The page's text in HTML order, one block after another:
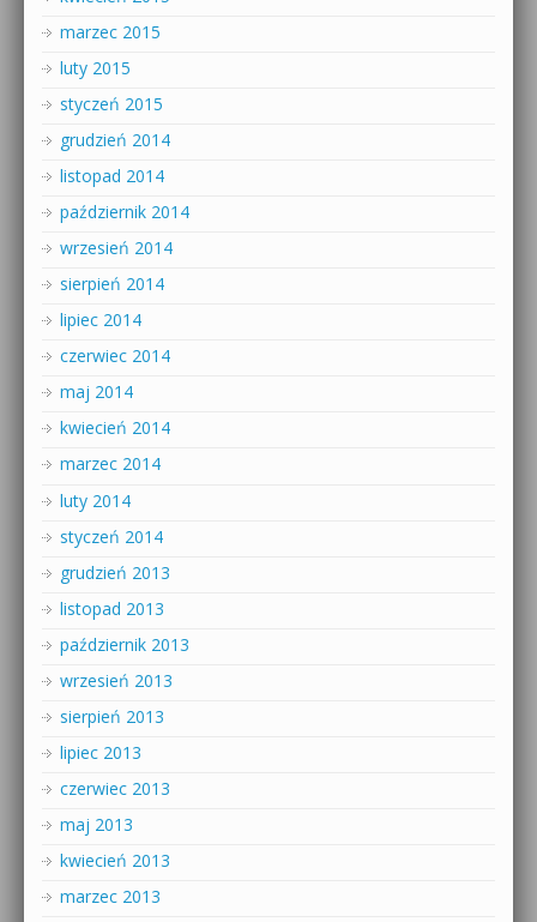
marzec 2015
luty 2015
styczeń 2015
grudzień 2014
listopad 2014
październik 2014
wrzesień 2014
sierpień 2014
lipiec 2014
czerwiec 2014
maj 2014
kwiecień 2014
marzec 2014
luty 2014
styczeń 2014
grudzień 2013
listopad 2013
październik 2013
wrzesień 2013
sierpień 2013
lipiec 2013
czerwiec 2013
maj 2013
kwiecień 2013
marzec 2013